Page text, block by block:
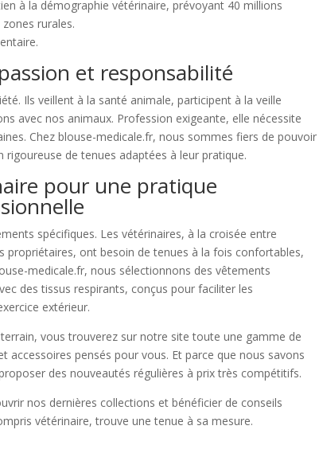
à la démographie vétérinaire, prévoyant 40 millions
rurales.
et responsabilité
Ils veillent à la santé animale, participent à la veille
avec nos animaux. Profession exigeante, elle nécessite
Chez blouse-medicale.fr, nous sommes fiers de pouvoir
de tenues adaptées à leur pratique.
pour une pratique
spécifiques. Les vétérinaires, à la croisée entre
propriétaires, ont besoin de tenues à la fois confortables,
medicale.fr, nous sélectionnons des vêtements
des tissus respirants, conçus pour faciliter les
extérieur.
vous trouverez sur notre site toute une gamme de
accessoires pensés pour vous. Et parce que nous savons
des nouveautés régulières à prix très compétitifs.
nos dernières collections et bénéficier de conseils
vétérinaire, trouve une tenue à sa mesure.